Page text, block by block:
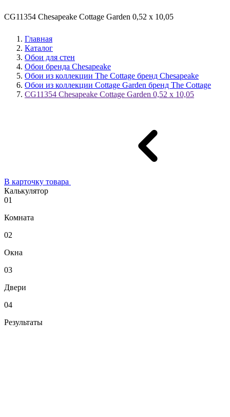
CG11354 Chesapeake Cottage Garden 0,52 x 10,05
Главная
Каталог
Обои для стен
Обои бренда Chesapeake
Обои из коллекции The Cottage бренд Chesapeake
Обои из коллекции Cottage Garden бренд The Cottage
CG11354 Chesapeake Cottage Garden 0,52 x 10,05
В карточку товара
Калькулятор
01
Комната
02
Окна
03
Двери
04
Результаты